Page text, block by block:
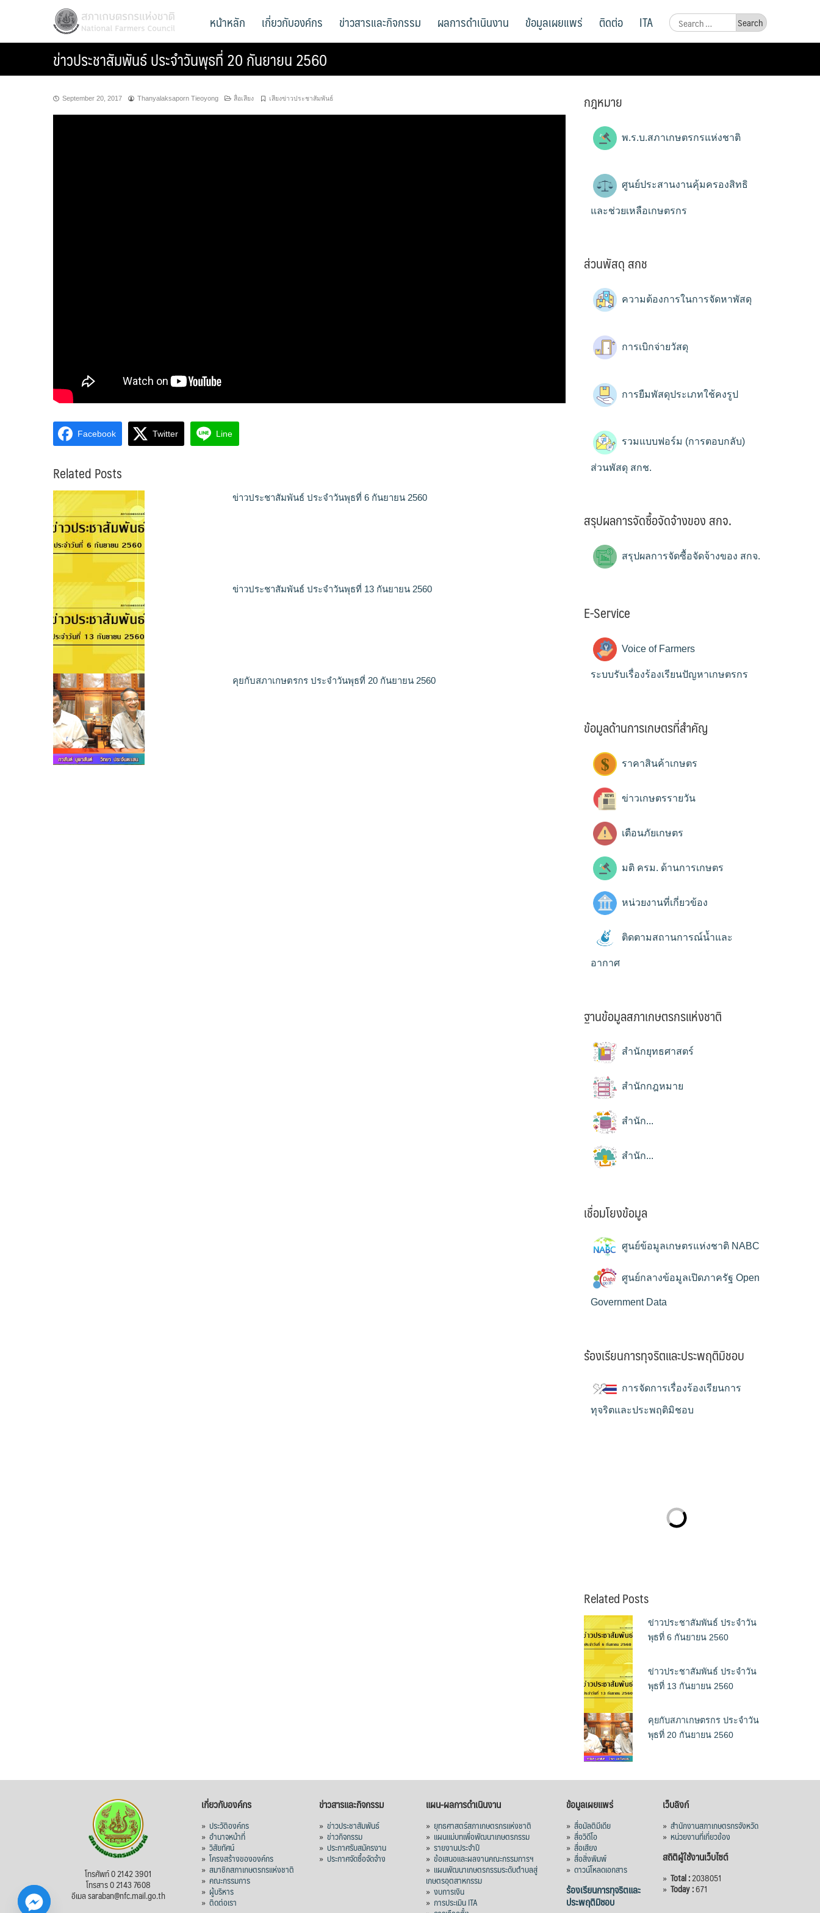
สภาเกษตรกรแห่งชาติ
National Farmers Council
Search
for:
หน้าหลัก เกี่ยวกับองค์กร ข่าวสารและกิจกรรม ผลการดำเนินงาน ข้อมูลเผยแพร่ ติดต่อ ITA
ข่าวประชาสัมพันธ์ ประจำวันพุธที่ 20 กันยายน 2560
September 20, 2017 Thanyalaksaporn Tieoyong สื่อเสียง เสียงข่าวประชาสัมพันธ์
Facebook Twitter Line
Related Posts
ข่าวประชาสัมพันธ์ ประจำวันพุธที่ 6 กันยายน 2560
ข่าวประชาสัมพันธ์ ประจำวันพุธที่ 13 กันยายน 2560
คุยกับสภาเกษตรกร ประจำวันพุธที่ 20 กันยายน 2560
กฎหมาย
พ.ร.บ.สภาเกษตรกรแห่งชาติ
ศูนย์ประสานงานคุ้มครองสิทธิ
และช่วยเหลือเกษตรกร
ส่วนพัสดุ สกช
ความต้องการในการจัดหาพัสดุ
การเบิกจ่ายวัสดุ
การยืมพัสดุประเภทใช้คงรูป
รวมแบบฟอร์ม (การตอบกลับ)
ส่วนพัสดุ สกช.
สรุปผลการจัดซื้อจัดจ้างของ สกจ.
สรุปผลการจัดซื้อจัดจ้างของ สกจ.
E-Service
Voice of Farmers
ระบบรับเรื่องร้องเรียนปัญหาเกษตรกร
ข้อมูลด้านการเกษตรที่สำคัญ
ราคาสินค้าเกษตร
ข่าวเกษตรรายวัน
เตือนภัยเกษตร
มติ ครม. ด้านการเกษตร
หน่วยงานที่เกี่ยวข้อง
ติดตามสถานการณ์น้ำและ
อากาศ
ฐานข้อมูลสภาเกษตรกรแห่งชาติ
สำนักยุทธศาสตร์
สำนักกฎหมาย
สำนัก...
สำนัก...
เชื่อมโยงข้อมูล
ศูนย์ข้อมูลเกษตรแห่งชาติ NABC
ศูนย์กลางข้อมูลเปิดภาครัฐ Open
Government Data
ร้องเรียนการทุจริตและประพฤติมิชอบ
การจัดการเรื่องร้องเรียนการ
ทุจริตและประพฤติมิชอบ
Related Posts
ข่าวประชาสัมพันธ์ ประจำวัน
พุธที่ 6 กันยายน 2560
ข่าวประชาสัมพันธ์ ประจำวัน
พุธที่ 13 กันยายน 2560
คุยกับสภาเกษตรกร ประจำวัน
พุธที่ 20 กันยายน 2560
โทรศัพท์ 0 2142 3901
โทรสาร 0 2143 7608
อีเมล saraban@nfc.mail.go.th
เกี่ยวกับองค์กร
»ประวัติองค์กร
»อำนาจหน้าที่
»วิสัยทัศน์
»โครงสร้างขององค์กร
»สมาชิกสภาเกษตรกรแห่งชาติ
»คณะกรรมการ
» ผู้บริหาร
»ติดต่อเรา
ข่าวสารและกิจกรรม
»ข่าวประชาสัมพันธ์
»ข่าวกิจกรรม
»ประกาศรับสมัครงาน
»ประกาศจัดซื้อจัดจ้าง
แผน-ผลการดำเนินงาน
» ยุทธศาสตร์สภาเกษตรกรแห่งชาติ
» แผนแม่บทเพื่อพัฒนาเกษตรกรรม
» รายงานประจำปี
» ข้อเสนอและผลงานคณะกรรมการฯ
» แผนพัฒนาเกษตรกรรมระดับตำบลสู่
เกษตรอุตสาหกรรม
» งบการเงิน
» การประเมิน ITA
ข้อมูลเผยแพร่
» สื่อมัลติมีเดีย
» สื่อวิดีโอ
» สื่อเสียง
» สื่อสิ่งพิมพ์
» ดาวน์โหลดเอกสาร
ร้องเรียนการทุจริตและ
ประพฤติมิชอบ
เว็บลิงก์
» สำนักงานสภาเกษตรกรจังหวัด
» หน่วยงานที่เกี่ยวข้อง
สถิติผู้ใช้งานเว็บไซต์
» Total :2038051
» Today :671